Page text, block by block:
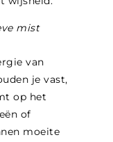
mist
van
je vast,
op het
of
moeite